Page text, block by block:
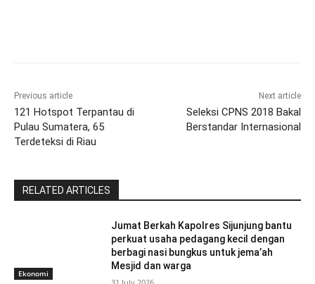
Previous article
121 Hotspot Terpantau di
Pulau Sumatera, 65
Terdeteksi di Riau
Next article
Seleksi CPNS 2018 Bakal
Berstandar Internasional
RELATED ARTICLES
Ekonomi
Jumat Berkah Kapolres Sijunjung bantu
perkuat usaha pedagang kecil dengan
berbagi nasi bungkus untuk jema’ah
Mesjid dan warga